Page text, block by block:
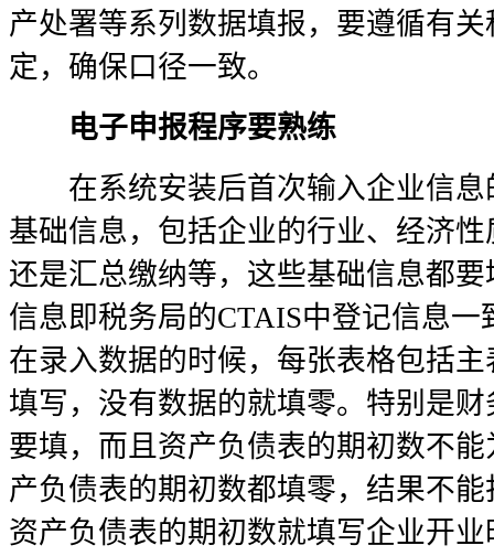
产处署等系列数据填报，要遵循有
定，确保口径一致。
电子申报程序要熟练
在系统安装后首次输入企业信息
基础信息，包括企业的行业、经济
还是汇总缴纳等，这些基础信息都
信息即税务局的CTAIS中登记信息
在录入数据的时候，每张表格包括
填写，没有数据的就填零。特别是
要填，而且资产负债表的期初数不
产负债表的期初数都填零，结果不
资产负债表的期初数就填写企业开